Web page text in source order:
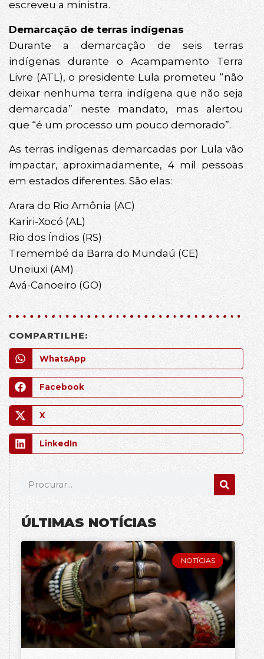
escreveu a ministra.
Demarcação de terras indígenas
Durante a demarcação de seis terras
indígenas durante o Acampamento Terra
Livre (ATL), o presidente Lula prometeu “não
deixar nenhuma terra indígena que não seja
demarcada” neste mandato, mas alertou
que “é um processo um pouco demorado”.
As terras indígenas demarcadas por Lula vão
impactar, aproximadamente, 4 mil pessoas
em estados diferentes. São elas:
Arara do Rio Amônia (AC)
Kariri-Xocó (AL)
Rio dos Índios (RS)
Tremembé da Barra do Mundaú (CE)
Uneiuxi (AM)
Avá-Canoeiro (GO)
COMPARTILHE:
WhatsApp
Facebook
X
LinkedIn
ÚLTIMAS NOTÍCIAS
NOTÍCIAS